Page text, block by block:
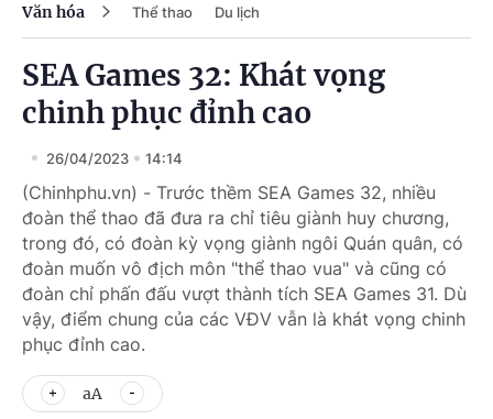
Văn hóa Thể thao Du lịch
SEA Games 32: Khát vọng
chinh phục đỉnh cao
26/04/2023 14:14
(Chinhphu.vn) - Trước thềm SEA Games 32, nhiều
đoàn thể thao đã đưa ra chỉ tiêu giành huy chương,
trong đó, có đoàn kỳ vọng giành ngôi Quán quân, có
đoàn muốn vô địch môn "thể thao vua" và cũng có
đoàn chỉ phấn đấu vượt thành tích SEA Games 31. Dù
vậy, điểm chung của các VĐV vẫn là khát vọng chinh
phục đỉnh cao.
aA